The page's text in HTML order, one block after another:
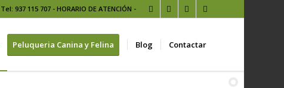
Tel: 937 115 707 - HORARIO DE ATENCIÓN -
Peluqueria Canina y Felina Blog Contactar